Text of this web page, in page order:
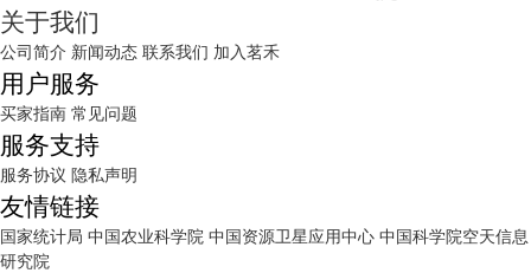
关于我们
公司简介 新闻动态 联系我们 加入茗禾
用户服务
买家指南 常见问题
服务支持
服务协议 隐私声明
友情链接
国家统计局 中国农业科学院 中国资源卫星应用中心 中国科学院空天信息
研究院